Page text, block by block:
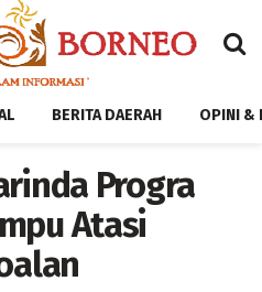
BERITA DAERAH OPINI &
Progra
Atasi